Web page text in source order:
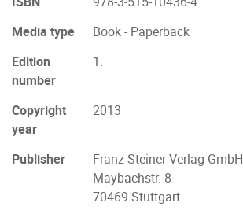
Media type
Book - Paperback
Edition
number
1.
Copyright
year
2013
Publisher
Franz Steiner Verlag GmbH
Maybachstr. 8
70469 Stuttgart